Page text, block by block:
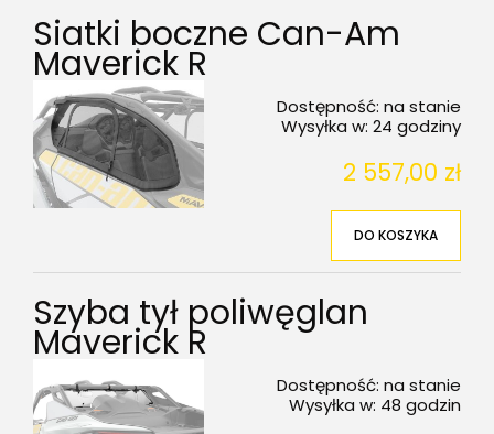
Siatki boczne Can-Am
Maverick R
Dostępność: na stanie
Wysyłka w: 24 godziny
2 557,00 zł
DO KOSZYKA
Szyba tył poliwęglan
Maverick R
Dostępność: na stanie
Wysyłka w: 48 godzin